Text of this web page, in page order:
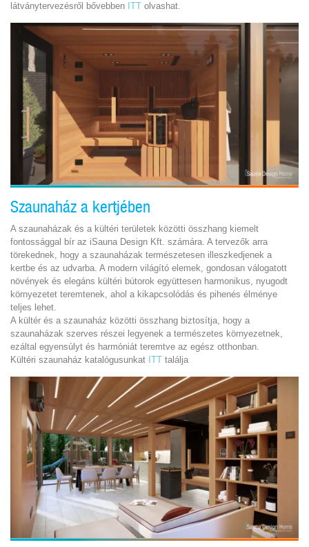
látványtervezésről bővebben ITT olvashat.
Szaunaház a kertjében
A szaunaházak és a kültéri területek közötti összhang kiemelt
fontossággal bír az iSauna Design Kft. számára. A tervezők arra
törekednek, hogy a szaunaházak természetesen illeszkedjenek a
kertbe és az udvarba. A modern világító elemek, gondosan válogatott
növények és elegáns kültéri bútorok együttesen harmonikus, nyugodt
környezetet teremtenek, ahol a kikapcsolódás és pihenés élménye
teljes lehet.
A kültér és a szaunaház közötti összhang biztosítja, hogy a
szaunaházak szerves részei legyenek a természetes környezetnek,
ezáltal egyensúlyt és harmóniát teremtve az egész otthonban.
Kültéri szaunaház katalógusunkat ITT találja